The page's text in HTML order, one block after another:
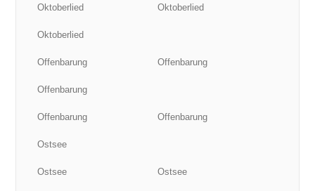
Oktoberlied Oktoberlied
Oktoberlied
Offenbarung Offenbarung
Offenbarung
Offenbarung Offenbarung
Ostsee
Ostsee Ostsee